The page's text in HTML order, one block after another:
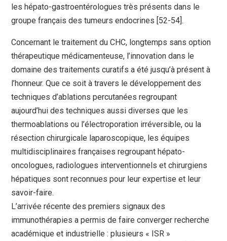
les hépato-gastroentérologues très présents dans le
groupe français des tumeurs endocrines [52-54].
Concernant le traitement du CHC, longtemps sans option
thérapeutique médicamenteuse, l’innovation dans le
domaine des traitements curatifs a été jusqu’à présent à
l’honneur. Que ce soit à travers le développement des
techniques d’ablations percutanées regroupant
aujourd’hui des techniques aussi diverses que les
thermoablations ou l’électroporation irréversible, ou la
résection chirurgicale laparoscopique, les équipes
multidisciplinaires françaises regroupant hépato-
oncologues, radiologues interventionnels et chirurgiens
hépatiques sont reconnues pour leur expertise et leur
savoir-faire.
L’arrivée récente des premiers signaux des
immunothérapies a permis de faire converger recherche
académique et industrielle : plusieurs « ISR »